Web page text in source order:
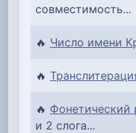
совместимость...
🔥 Число имени
🔥
🔥 Фонетический
и 2 слога...